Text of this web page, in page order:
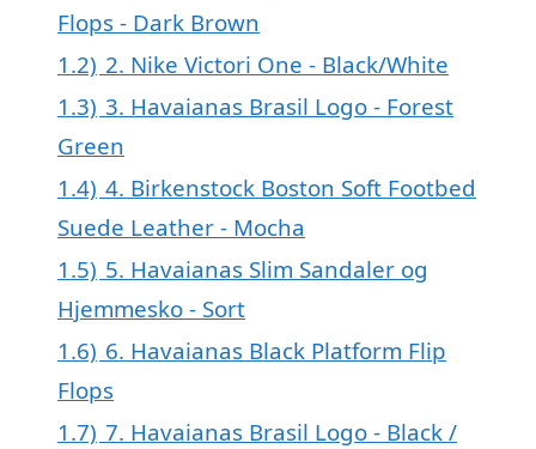
Flops - Dark Brown
1.2) 2. Nike Victori One - Black/White
1.3) 3. Havaianas Brasil Logo - Forest
Green
1.4) 4. Birkenstock Boston Soft Footbed
Suede Leather - Mocha
1.5) 5. Havaianas Slim Sandaler og
Hjemmesko - Sort
1.6) 6. Havaianas Black Platform Flip
Flops
1.7) 7. Havaianas Brasil Logo - Black /